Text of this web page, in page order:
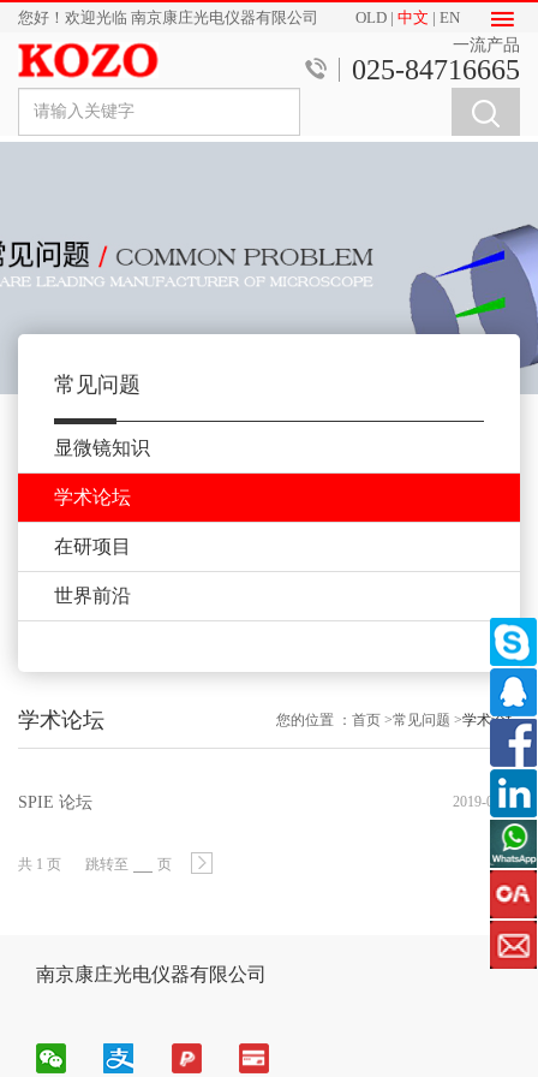
您好！欢迎光临 南京康庄光电仪器有限公司 OLD | 中文 | EN
一流产品
025-84716665
常见问题
显微镜知识
学术论坛
在研项目
世界前沿
学术论坛 您的位置 ： 首页 >常见问题 >学术论坛
SPIE 论坛 2019-09-13
共 1 页 跳转至 页
南京康庄光电仪器有限公司